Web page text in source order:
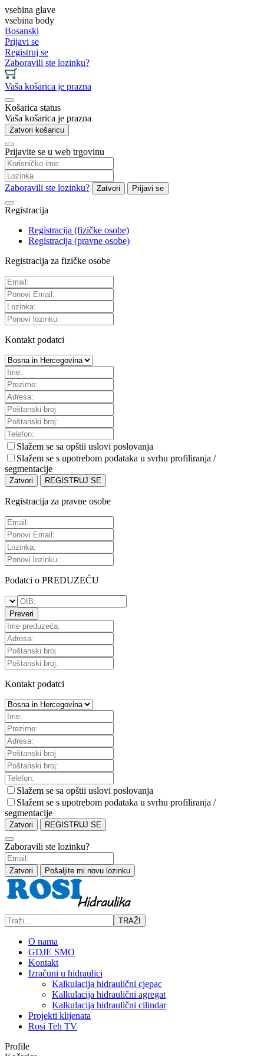
vsebina glave
vsebina body
Bosanski
Prijavi se
Registruj se
Zaboravili ste lozinku?
Vaša košarica je prazna
Košarica status
Vaša košarica je prazna
Zatvori košaricu
Prijavite se u web trgovinu
Zaboravili ste lozinku? Zatvori Prijavi se
Registracija
Registracija (fizičke osobe)
Registracija (pravne osobe)
Registracija za fizičke osobe
Kontakt podatci
Slažem se sa opštii uslovi poslovanja
Slažem se s upotrebom podataka u svrhu profiliranja /
segmentacije
Zatvori REGISTRUJ SE
Registracija za pravne osobe
Podatci o PREDUZEĆU
Preveri
Kontakt podatci
Slažem se sa opštii uslovi poslovanja
Slažem se s upotrebom podataka u svrhu profiliranja /
segmentacije
Zatvori REGISTRUJ SE
Zaboravili ste lozinku?
Zatvori Pošaljite mi novu lozinku
TRAŽI
O nama
GDJE SMO
Kontakt
Izračuni u hidraulici
Kalkulacija hidraulični cjepac
Kalkulacija hidraulični agregat
Kalkulacija hidraulični cilindar
Projekti klijenata
Rosi Teh TV
Profile